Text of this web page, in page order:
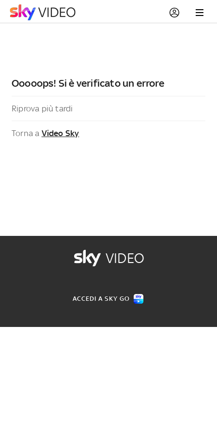
Ooooops! Si è verificato un errore
Riprova più tardi
Torna a Video Sky
VIDEO
ACCEDI A SKY GO